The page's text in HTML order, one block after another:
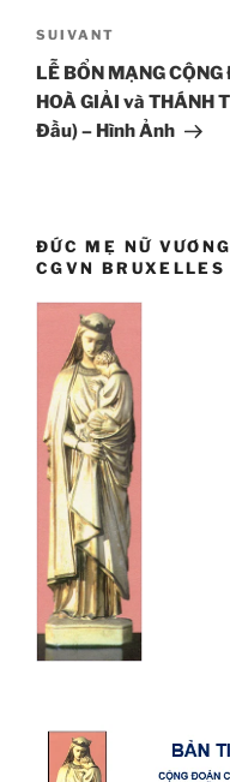
Article
suivant
SUIVANT
LỄ BỔN MẠNG
HOÀ GIẢI và THÁNH
Đầu) – Hình Ảnh
ĐỨC MẸ NỮ
CGVN BRUXELLES